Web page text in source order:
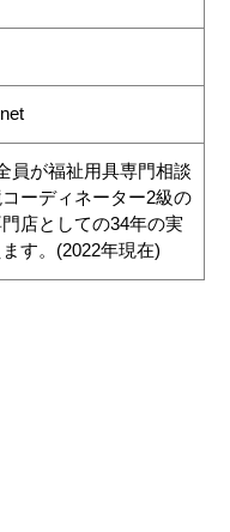
員が福祉用具専門相談
ーディネーター2級の
店としての34年の実
す。(2022年現在)